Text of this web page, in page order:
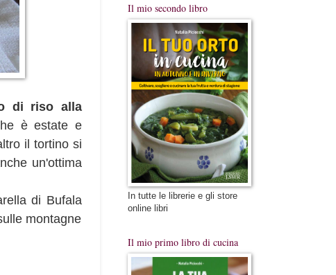
di riso alla
è estate e
il tortino si
un'ottima
di Bufala
montagne
Il mio secondo libro
In tutte le librerie e gli store
online libri
Il mio primo libro di cucina